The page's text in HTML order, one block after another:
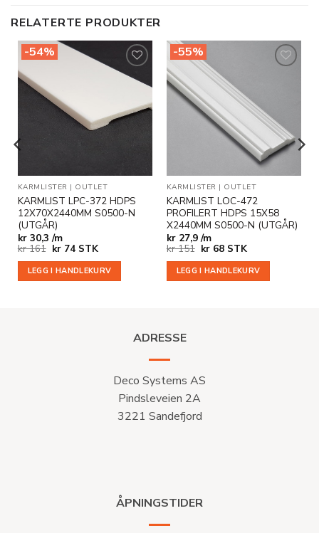
RELATERTE PRODUKTER
-54%
ønskeliste
KARMLISTER | OUTLET
KARMLIST LPC-372 HDPS
12X70X2440MM S0500-N
(UTGÅR)
kr30,3 /m
kr161 Opprinnelig
var:
kr 161.
kr74Nåværende
er:
kr 74.
STK
LEGG I HANDLEKURV
-55%
ønskeliste
KARMLISTER | OUTLET
KARMLIST LOC-472
PROFILERT HDPS 15X58
X2440MM S0500-N (UTGÅR)
kr27,9 /m
kr151 Opprinnelig
var:
kr 151.
kr68Nåværende
er:
kr 68.
STK
LEGG I HANDLEKURV
ADRESSE
Deco Systems AS
Pindsleveien 2A
3221 Sandefjord
ÅPNINGSTIDER